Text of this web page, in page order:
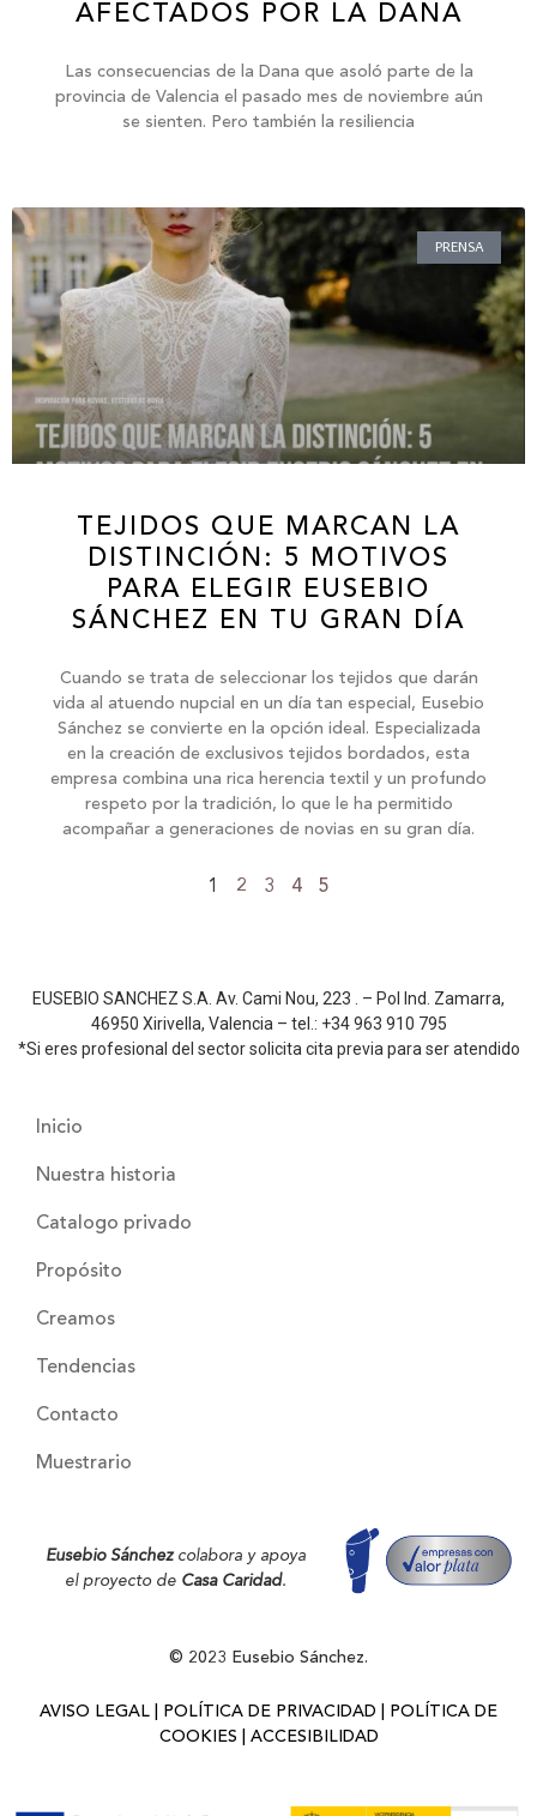
AFECTADOS POR LA DANA
Las consecuencias de la Dana que asoló parte de la
provincia de Valencia el pasado mes de noviembre aún
se sienten. Pero también la resiliencia
PRENSA
TEJIDOS QUE MARCAN LA
DISTINCIÓN: 5 MOTIVOS
PARA ELEGIR EUSEBIO
SÁNCHEZ EN TU GRAN DÍA
Cuando se trata de seleccionar los tejidos que darán
vida al atuendo nupcial en un día tan especial, Eusebio
Sánchez se convierte en la opción ideal. Especializada
en la creación de exclusivos tejidos bordados, esta
empresa combina una rica herencia textil y un profundo
respeto por la tradición, lo que le ha permitido
acompañar a generaciones de novias en su gran día.
1 2 3 4 5
EUSEBIO SANCHEZ S.A. Av. Cami Nou, 223 . – Pol Ind. Zamarra,
46950 Xirivella, Valencia – tel.: +34 963 910 795
*Si eres profesional del sector solicita cita previa para ser atendido
Inicio
Nuestra historia
Catalogo privado
Propósito
Creamos
Tendencias
Contacto
Muestrario
Eusebio Sánchezcolabora y apoya
el proyecto de Casa Caridad.
© 2023 Eusebio Sánchez.
AVISO LEGAL POLÍTICA DE PRIVACIDAD
POLÍTICA DE
COOKIES
ACCESIBILIDAD